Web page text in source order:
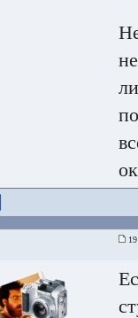
19